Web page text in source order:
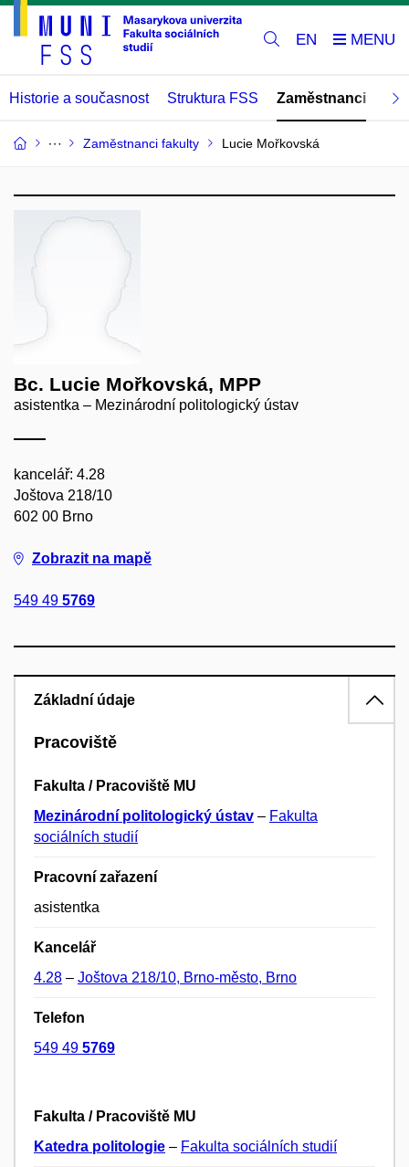
EN
Historie a současnost Struktura FSS Zaměstnanci
Zaměstnanci fakulty Lucie Mořkovská
Bc. Lucie Mořkovská, MPP
asistentka – Mezinárodní politologický ústav
kancelář: 4.28
Joštova 218/10
602 00 Brno
Zobrazit na mapě
549 49 5769
Základní údaje
Pracoviště
Fakulta / Pracoviště MU
Mezinárodní politologický ústav – Fakulta
sociálních studií
Pracovní zařazení
asistentka
Kancelář
4.28 – Joštova 218/10, Brno-město, Brno
Telefon
549 49 5769
Fakulta / Pracoviště MU
Katedra politologie – Fakulta sociálních studií